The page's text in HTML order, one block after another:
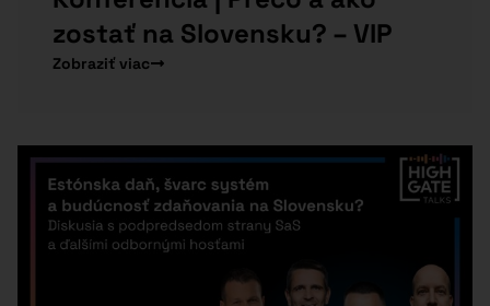
zostať na Slovensku? – VIP
Zobraziť viac